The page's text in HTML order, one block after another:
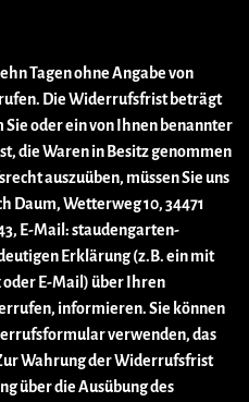
Tagen ohne Angabe von
Die Widerrufsfrist beträgt
Sie oder ein von Ihnen benannter
die Waren in Besitz genommen
auszuüben, müssen Sie uns
Daum, Wetterweg 10, 34471
E-Mail: staudengarten-
Erklärung (z.B. ein mit
oder E-Mail) über Ihren
informieren. Sie können
verwenden, das
Wahrung der Widerrufsfrist
über die Ausübung des